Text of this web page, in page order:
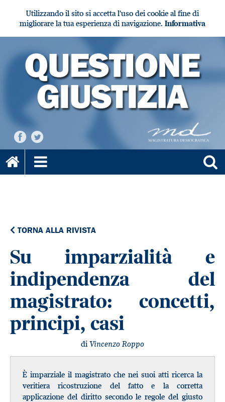
Utilizzando il sito si accetta l'uso dei cookie al fine di
migliorare la tua esperienza di navigazione. Informativa
TORNA ALLA RIVISTA
Su imparzialità e
indipendenza del
magistrato: concetti,
principi, casi
diVincenzo Roppo
È imparziale il magistrato che nei suoi atti ricerca la
veritiera ricostruzione del fatto e la corretta
applicazione del diritto secondo le regole del giusto